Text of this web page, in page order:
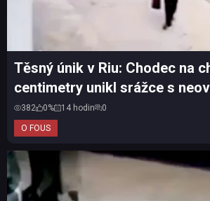
O FOUS
Těsný únik v Riu: Chodec na
centimetry unikl srážce s
autem
382 0% 14 hodin 0